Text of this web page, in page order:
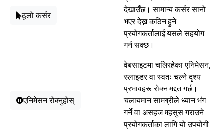
ठूलो कर्सर
देखाउँछ। सामान्य कर्सर सानो
भएर देख्न कठिन हुने
प्रयोगकर्तालाई यसले सहयोग
गर्न सक्छ।
एनिमेसन रोक्नुहोस्
वेबसाइटमा चलिरहेका एनिमेसन,
स्लाइडर वा स्वतः चल्ने दृश्य
प्रभावहरू रोक्न मद्दत गर्छ।
चलायमान सामग्रीले ध्यान भंग
गर्ने वा असहज महसुस गराउने
प्रयोगकर्ताका लागि यो उपयोगी